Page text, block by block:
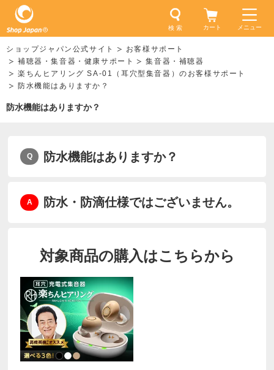
メニュー
検 索 カート
ショップジャパン公式サイト
お客様サポート
補聴器・集音器・健康サポート
集音器・補聴器
楽ちんヒアリング SA-01（耳穴型集音器）のお客様サポート
防水機能はありますか？
防水機能はありますか？
防水機能はありますか？
防水・防滴仕様ではございません。
対象商品の購入はこちらから